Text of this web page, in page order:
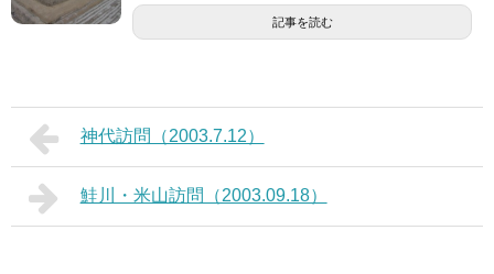
記事を読む
神代訪問（2003.7.12）
鮭川・米山訪問（2003.09.18）